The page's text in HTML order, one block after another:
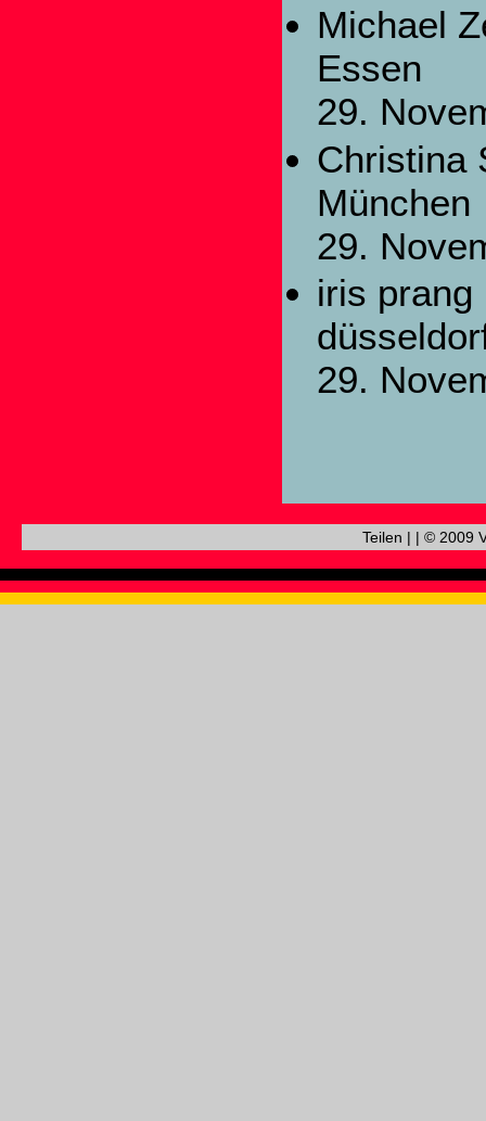
Michael
Essen
29.
Christina
München
29.
iris prang
29.
Teilen | | © 2009